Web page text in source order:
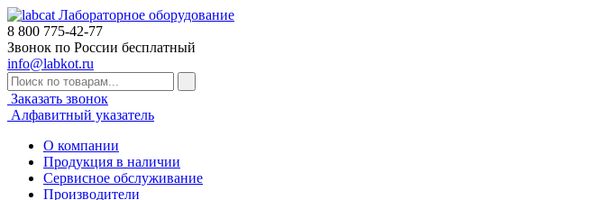
Лабораторное оборудование
8 800 775-42-77
Звонок по России бесплатный
info@labkot.ru
Заказать звонок
Алфавитный указатель
О компании
Продукция в наличии
Сервисное обслуживание
Производители